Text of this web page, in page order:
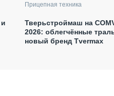
Прицепная техника
Тверьстроймаш на
2026: облегчённые
новый бренд Tvermax